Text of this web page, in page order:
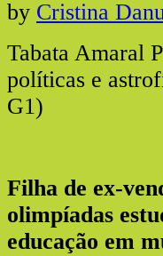
by Cristina
Tabata Amaral
políticas e
G1)
Filha de ex-
olimpíadas
educação em